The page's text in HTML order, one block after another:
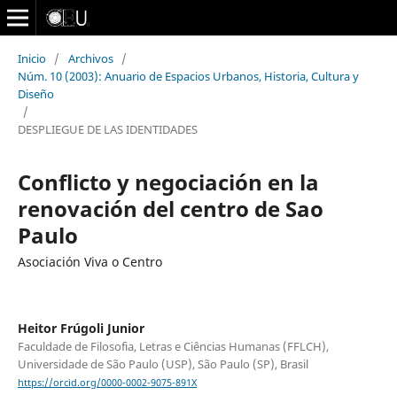
Inicio / Archivos /
Núm. 10 (2003): Anuario de Espacios Urbanos, Historia, Cultura y
Diseño
/
DESPLIEGUE DE LAS IDENTIDADES
Conflicto y negociación en la
renovación del centro de Sao
Paulo
Asociación Viva o Centro
Heitor Frúgoli Junior
Faculdade de Filosofia, Letras e Ciências Humanas (FFLCH),
Universidade de São Paulo (USP), São Paulo (SP), Brasil
https://orcid.org/0000-0002-9075-891X